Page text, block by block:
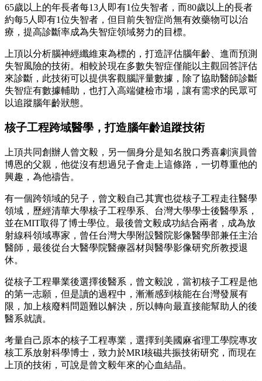
65歲以上的年長者每13人即有1位失智者，而80歲以上的長者
約每5人即有1位失智者，但目前失智症尚無有效藥物可以治
療，提高診斷率成為失智症領域努力的目標。
上頂以分析腦神經纖維束為標的，打造評估腦年齡、進而預測
失智風險的技術。相較於現在多數失智症僅能以主觀回答評估
來診斷，此技術可以提供客觀腦評量數據，除了協助醫師診斷
失智症有數據輔助，也打入高端健檢市場，讓有需求的民眾可
以追蹤腦年齡狀態。
核子工程跨域醫學，打造腦年齡追蹤技術
上頂共同創辦人曾文毅，另一個身分是知名脫口秀喜劇演員曾
博恩的父親，他從沒有想過兒子會走上這條路，一切尊重他的
興趣，為他禱告。
有一個跨領域的兒子，曾文毅自己其實也從核子工程走往醫學
領域，歷經清華大學核子工程學系、台灣大學學士後醫學系，
並在MIT取得了博士學位。最後曾文毅成功結合兩者，成為放
射線科領域專家，曾任台灣大學附設醫院影像醫學部兼任主治
醫師，最後從台大醫學院醫療器材與醫學影像研究所教授退
休。
從核子工程畢業後選擇後醫系，曾文毅說，當初核子工程是他
的第一志願，但是讀的過程中，漸漸感到核能在台灣發展有
限，加上核廢料問題難以解決，所以轉向最直接能幫助人的後
醫系就讀。
考量自己原本的核子工程專業，選擇到美國麻省理工學院專攻
核工系放射科學博士，致力於MRI核磁共振技術研究，而現在
上頂的技術，可說是曾文毅年來的心血結晶。